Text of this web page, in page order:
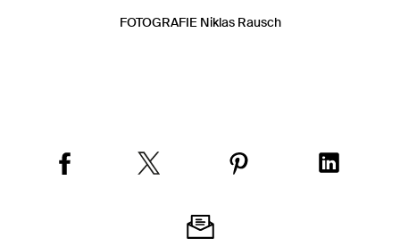
FOTOGRAFIE Niklas Rausch